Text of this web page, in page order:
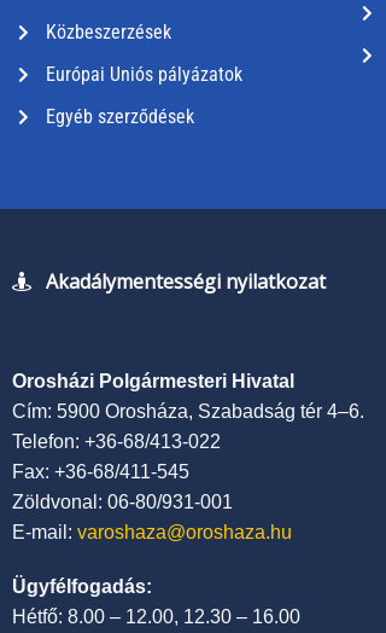
Közbeszerzések
Európai Uniós pályázatok
Egyéb szerződések
Akadálymentességi nyilatkozat
Orosházi Polgármesteri Hivatal
Cím: 5900 Orosháza, Szabadság tér 4–6.
Telefon: +36-68/413-022
Fax: +36-68/411-545
Zöldvonal: 06-80/931-001
E-mail: varoshaza@oroshaza.hu
Ügyfélfogadás:
Hétfő: 8.00 – 12.00, 12.30 – 16.00